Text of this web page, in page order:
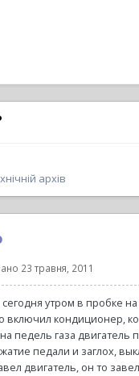
архів
23 травня, 2011
сегодня утром в пробке
включил кондиционер,
педель газа двигатель
педали и заглох,
двигатель, он то